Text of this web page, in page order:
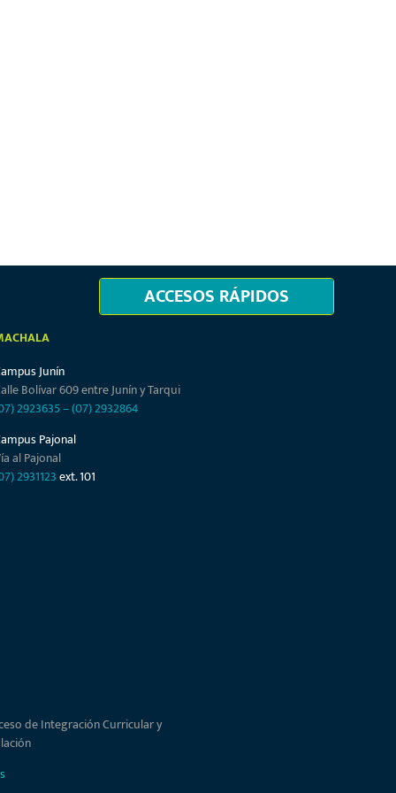
ACCESOS RÁPIDOS
Junín
Bolívar 609 entre Junín y Tarqui
2923635–(07) 2932864
Pajonal
al Pajonal
2931123ext. 101
de Integración Curricular y